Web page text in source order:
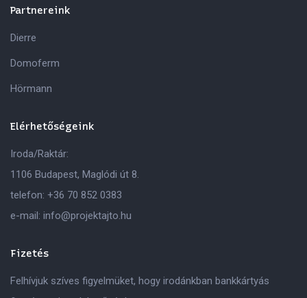
Partnereink
Dierre
Domoferm
Hörmann
Elérhetőségeink
Iroda/Raktár:
1106 Budapest, Maglódi út 8.
telefon: +36 70 852 0383
e-mail: info@projektajto.hu
Fizetés
Felhívjuk szíves figyelmüket, hogy irodánkban bankkártyás